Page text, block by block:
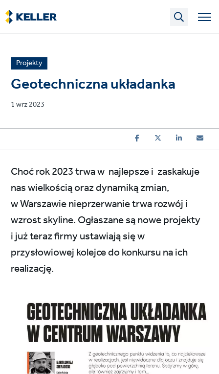
Skip
to
main
News
article
category
Projekty
Geotechniczna układanka
Published
1 wrz 2023
Choć rok 2023 trwa w najlepsze i zaskakuje
nas wielkością oraz dynamiką zmian,
w Warszawie nieprzerwanie trwa rozwój i
wzrost skyline. Ogłaszane są nowe projekty
i już teraz firmy ustawiają się w
przysłowiowej kolejce do konkursu na ich
realizację.